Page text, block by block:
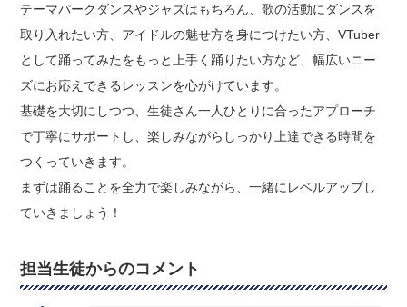
テーマパークダンスやジャズはもちろん、歌の活動にダンスを
取り入れたい方、アイドルの魅せ方を身につけたい方、VTuber
として踊ってみたをもっと上手く踊りたい方など、幅広いニー
ズにお応えできるレッスンを心がけています。
基礎を大切にしつつ、生徒さん一人ひとりに合ったアプローチ
で丁寧にサポートし、楽しみながらしっかり上達できる時間を
つくっていきます。
まずは踊ることを全力で楽しみながら、一緒にレベルアップし
ていきましょう！
担当生徒からのコメント